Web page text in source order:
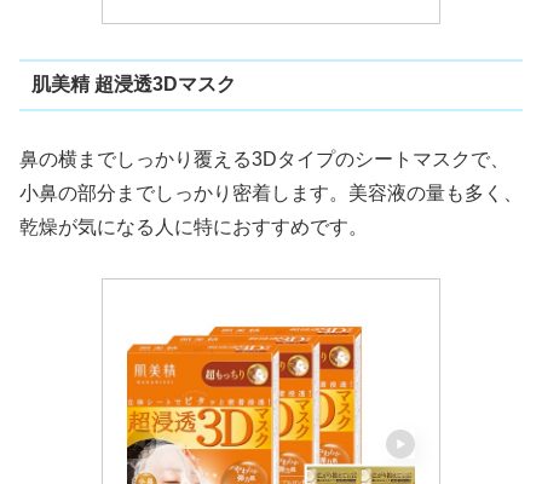
肌美精 超浸透3Dマスク
鼻の横までしっかり覆える3Dタイプのシートマスクで、
小鼻の部分までしっかり密着します。美容液の量も多く、
乾燥が気になる人に特におすすめです。